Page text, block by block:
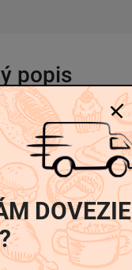
popis
Bravčová slanina,
Pitná voda, Jedlá soľ,
E450, E451,
Extrakty korenín,
Bambusová
E250, Na 100g
a